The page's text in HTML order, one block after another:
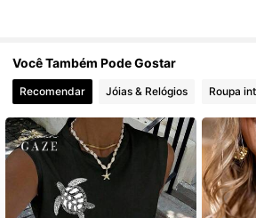
Você Também Pode Gostar
Recomendar Jóias & Relógios Roupa